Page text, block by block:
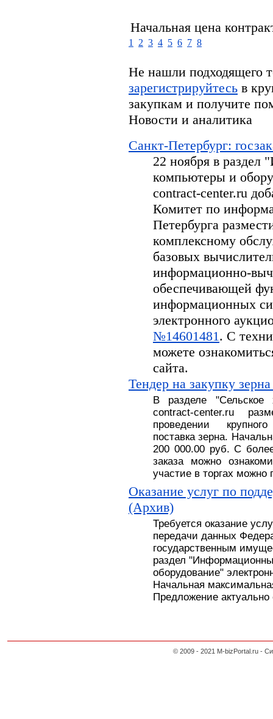
Начальная цена
1 2 3 4 5 6 7 8
Не нашли подходящего
зарегистрируйтесь в
закупкам и получите
Новости и аналитика
Санкт-Петербург:
22 ноября в раздел
компьютеры и
contract-center.ru
Комитет по
Петербурга
комплексному
базовых
информационно-
обеспечивающей
информационных
электронного
№14601481 . С
можете
сайта.
Тендер на закупку
В разделе "Сельское
contract-center.ru
проведении
поставказерна. На
200 000.00 руб. С
заказа можно
участие в торгах можно
Оказание услуг по
(Архив)
Требуется оказание
передачи данных
государственным
раздел
оборудование"
Начальная
Предложение
© 2009 - 2021 M-bizPortal.ru -